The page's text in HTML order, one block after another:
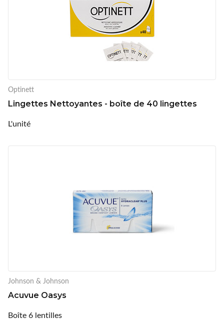
Optinett
Lingettes Nettoyantes - boîte de 40 lingettes
L'unité
Johnson & Johnson
Acuvue Oasys
Boîte 6 lentilles